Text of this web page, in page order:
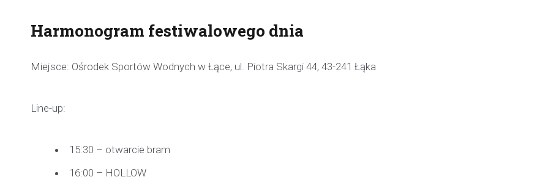
Harmonogram festiwalowego dnia
Miejsce: Ośrodek Sportów Wodnych w Łące, ul. Piotra Skargi 44, 43-241 Łąka
Line-up:
15:30 – otwarcie bram
16:00 – HOLLOW